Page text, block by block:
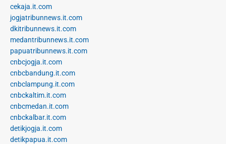
cekaja.it.com
jogjatribunnews.it.com
dkitribunnews.it.com
medantribunnews.it.com
papuatribunnews.it.com
cnbcjogja.it.com
cnbcbandung.it.com
cnbclampung.it.com
cnbckaltim.it.com
cnbcmedan.it.com
cnbckalbar.it.com
detikjogja.it.com
detikpapua.it.com